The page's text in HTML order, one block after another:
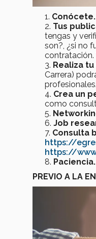
Conócete.
Tus
tengas y
son?, ¿si no
contratación.
Realiza
Carrera)
profesionales.
Crea un
como
Job
Consulta
https://
https://
Paciencia.
PREVIO A LA